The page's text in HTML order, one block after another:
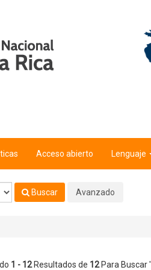
Acceso abierto Lenguaje
Buscar Avanzado
1 - 12Resultados de 12Para Buscar '